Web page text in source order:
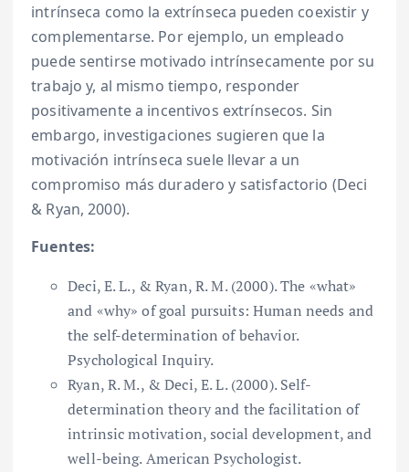
intrínseca como la extrínseca pueden coexistir y
complementarse. Por ejemplo, un empleado
puede sentirse motivado intrínsecamente por su
trabajo y, al mismo tiempo, responder
positivamente a incentivos extrínsecos. Sin
embargo, investigaciones sugieren que la
motivación intrínseca suele llevar a un
compromiso más duradero y satisfactorio (Deci
& Ryan, 2000).
Fuentes:
Deci, E. L., & Ryan, R. M. (2000). The «what»
and «why» of goal pursuits: Human needs and
the self-determination of behavior.
Psychological Inquiry.
Ryan, R. M., & Deci, E. L. (2000). Self-
determination theory and the facilitation of
intrinsic motivation, social development, and
well-being. American Psychologist.